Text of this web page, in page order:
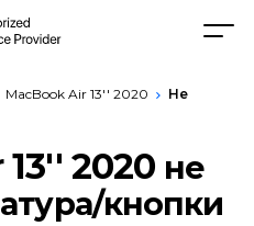
MacBook Air 13'' 2020
Не
2020 не
кнопки